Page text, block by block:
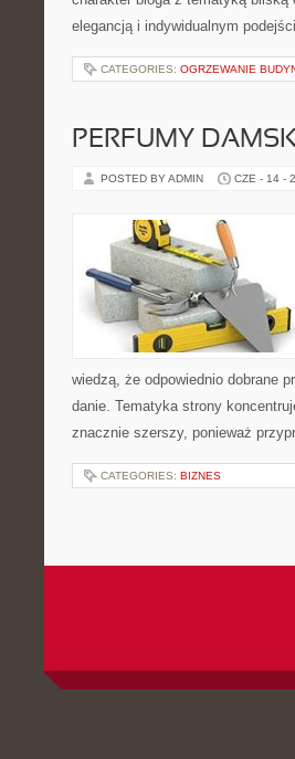
elegancją i indywidualnym
CATEGORIES: OGRZEWANIE
PERFUMY
POSTED BY ADMIN CZE - 14 -
wiedzą, że odpowiednio dobrane
danie. Tematyka strony
znacznie szerszy, ponieważ
CATEGORIES: BIZNES